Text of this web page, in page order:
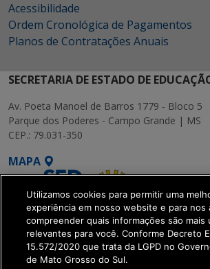
Acessibilidade
Ordem Cronológica de Pagamentos
Planos de Contratações Anuais
SECRETARIA DE ESTADO DE
Av. Poeta Manoel de Barros 1779 - Bloco 5
Parque dos Poderes - Campo Grande | MS
CEP.: 79.031-350
MAPA
SETDIG | Secretaria-
Utilizamos cookies para permitir uma
experiência em nosso website e para nos
compreender quais informações são mais
relevantes para você. Conforme Decreto
15.572/2020 que trata da LGPD no
de Mato Grosso do Sul.